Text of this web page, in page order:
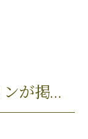
★中日新聞に当園のプリンが掲載されました★